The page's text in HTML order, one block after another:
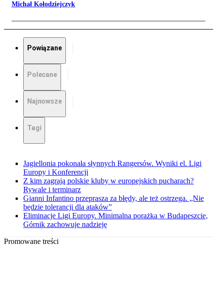
Michał Kołodziejczyk
Powiązane
Polecane
Najnowsze
Tagi
Jagiellonia pokonała słynnych Rangersów. Wyniki el. Ligi
Europy i Konferencji
Z kim zagrają polskie kluby w europejskich pucharach?
Rywale i terminarz
Gianni Infantino przeprasza za błędy, ale też ostrzega. „Nie
będzie tolerancji dla ataków”
Eliminacje Ligi Europy. Minimalna porażka w Budapeszcie,
Górnik zachowuje nadzieję
Promowane treści